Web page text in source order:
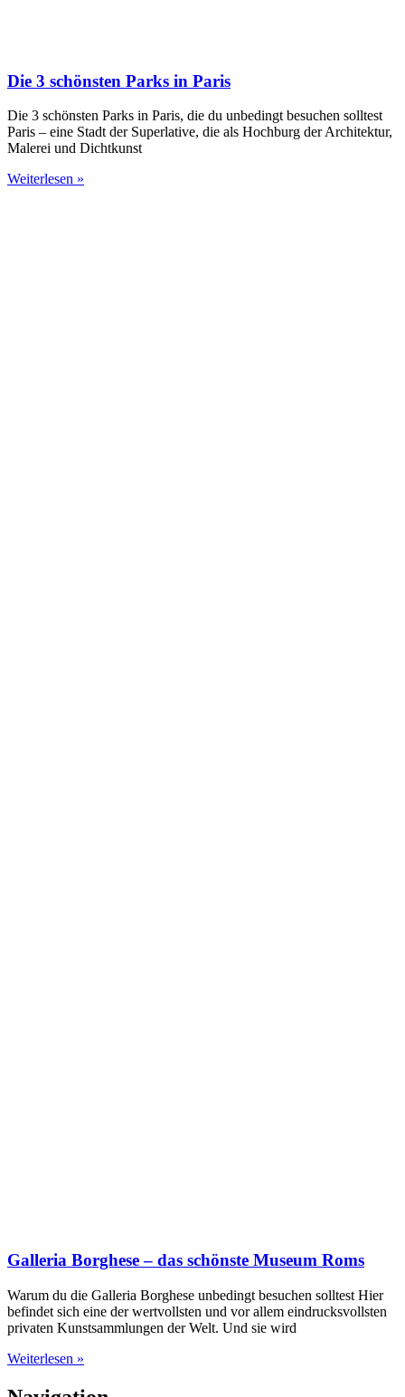
Die 3 schönsten Parks in Paris
Die 3 schönsten Parks in Paris, die du unbedingt besuchen solltest
Paris – eine Stadt der Superlative, die als Hochburg der Architektur,
Malerei und Dichtkunst
Weiterlesen »
Galleria Borghese – das schönste Museum Roms
Warum du die Galleria Borghese unbedingt besuchen solltest Hier
befindet sich eine der wertvollsten und vor allem eindrucksvollsten
privaten Kunstsammlungen der Welt. Und sie wird
Weiterlesen »